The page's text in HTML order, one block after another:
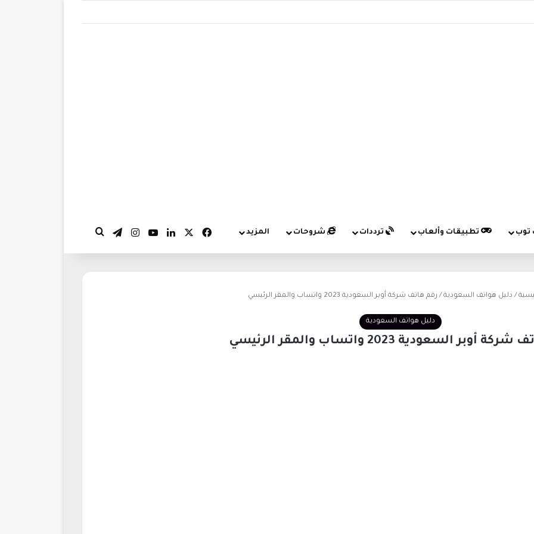
توب تطبيقات وألعاب ترددات شروحات المزيد فيسبوك لينكدإن‫YouTubeانستقرام
تيلقرام
/ دليل هواتف السعودية / رقم هاتف شركة أوبر السعودية 2023 واتساب والمقر الرئيسي
دليل هواتف السعودية
أوبر السعودية 2023 واتساب والمقر الرئيسي